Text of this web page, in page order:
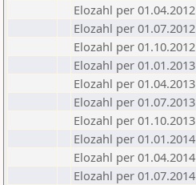
Elozahl per 01.04.2012
Elozahl per 01.07.2012
Elozahl per 01.10.2012
Elozahl per 01.01.2013
Elozahl per 01.04.2013
Elozahl per 01.07.2013
Elozahl per 01.10.2013
Elozahl per 01.01.2014
Elozahl per 01.04.2014
Elozahl per 01.07.2014